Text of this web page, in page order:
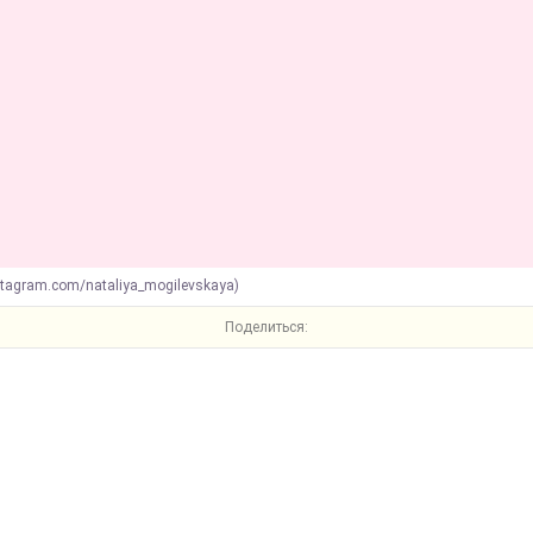
nataliya_mogilevskaya)
Поделиться: